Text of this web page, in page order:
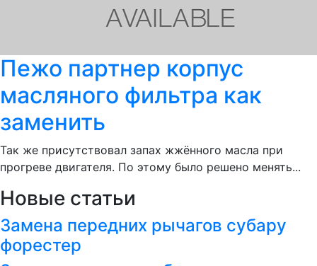
Пежо партнер корпус
масляного фильтра как
заменить
Так же присутствовал запах жжённого масла при
прогреве двигателя. По этому было решено менять...
Новые статьи
Замена передних рычагов субару
форестер